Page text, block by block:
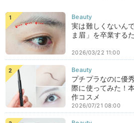
実は難しくないん
ま眉」を卒業する
2026/03/22 11:00
プチプラなのに優
際に使ってみた！
作コスメ
2026/07/21 08:00